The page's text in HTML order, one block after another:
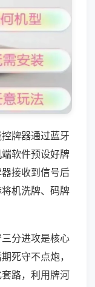
牌器通过蓝牙
软件预设好牌
接收到信号后
机洗牌、码牌
分进攻是核心
死守不点炮，
路，利用牌河